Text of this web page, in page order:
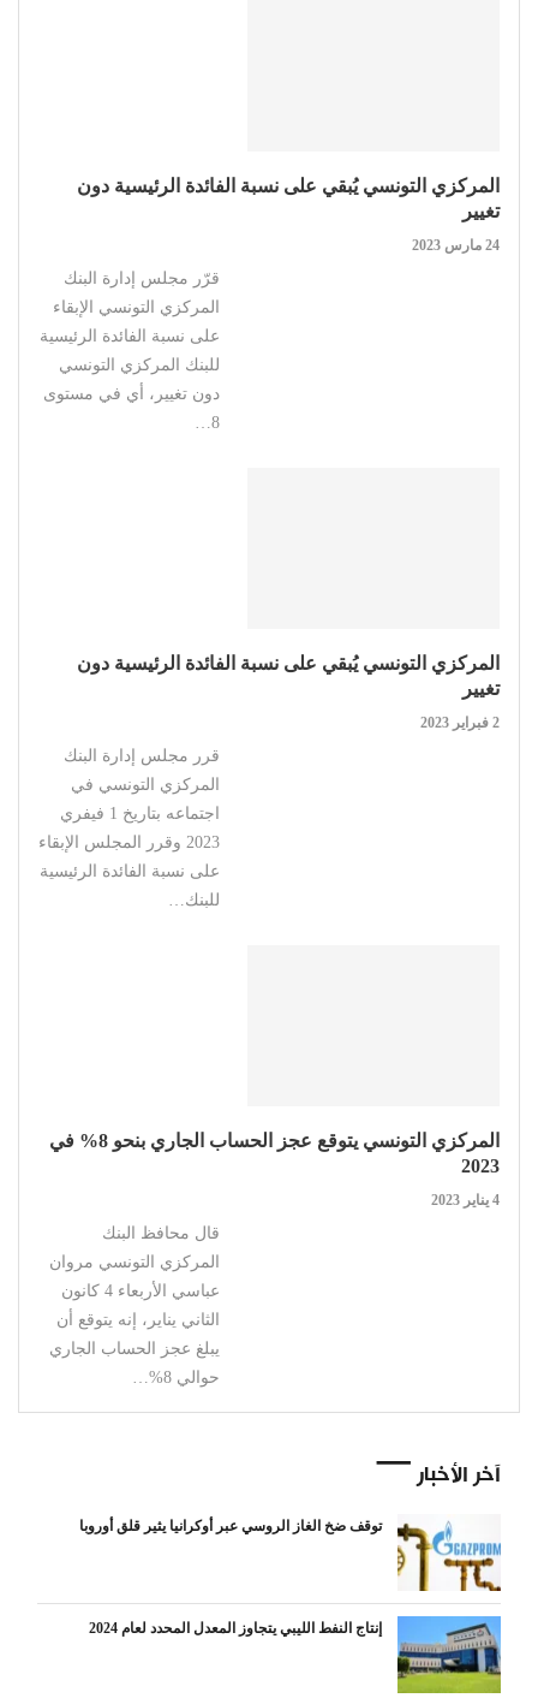
المركزي التونسي يُبقي على نسبة الفائدة الرئيسية دون
تغيير
24 مارس 2023
قرّر مجلس إدارة البنك
المركزي التونسي الإبقاء
على نسبة الفائدة الرئيسية
للبنك المركزي التونسي
دون تغيير، أي في مستوى
8…
المركزي التونسي يُبقي على نسبة الفائدة الرئيسية دون
تغيير
2 فبراير 2023
قرر مجلس إدارة البنك
المركزي التونسي في
اجتماعه بتاريخ 1 فيفري
2023 وقرر المجلس الإبقاء
على نسبة الفائدة الرئيسية
للبنك…
المركزي التونسي يتوقع عجز الحساب الجاري بنحو 8% في
2023
4 يناير 2023
قال محافظ البنك
المركزي التونسي مروان
عباسي الأربعاء 4 كانون
الثاني يناير، إنه يتوقع أن
يبلغ عجز الحساب الجاري
حوالي 8%…
آخر الأخبار
توقف ضخ الغاز الروسي عبر أوكرانيا يثير قلق أوروبا
إنتاج النفط الليبي يتجاوز المعدل المحدد لعام 2024